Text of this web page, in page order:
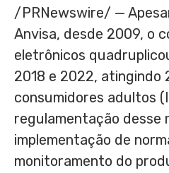
/PRNewswire/ —
Anvisa, desde 2009, o
eletrônicos
2018 e 2022, atingindo
consumidores adultos
regulamentação desse
implementação de
monitoramento do